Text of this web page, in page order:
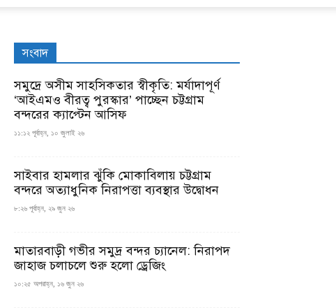
সংবাদ
সমুদ্রে অসীম সাহসিকতার স্বীকৃতি: মর্যাদাপূর্ণ
‘আইএমও বীরত্ব পুরস্কার’ পাচ্ছেন চট্টগ্রাম
বন্দরের ক্যাপ্টেন আসিফ
১১:১২ পূর্বাহ্ন, ১০ জুলাই ২৬
সাইবার হামলার ঝুঁকি মোকাবিলায় চট্টগ্রাম
বন্দরে অত্যাধুনিক নিরাপত্তা ব্যবস্থার উদ্বোধন
৮:২৬ পূর্বাহ্ন, ২৯ জুন ২৬
মাতারবাড়ী গভীর সমুদ্র বন্দর চ্যানেল: নিরাপদ
জাহাজ চলাচলে শুরু হলো ড্রেজিং
১০:২৫ অপরাহ্ন, ১৬ জুন ২৬